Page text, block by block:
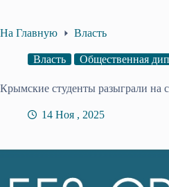
На Главную Власть
Власть Общественная
Крымские студенты разыграли на
14 Ноя , 2025